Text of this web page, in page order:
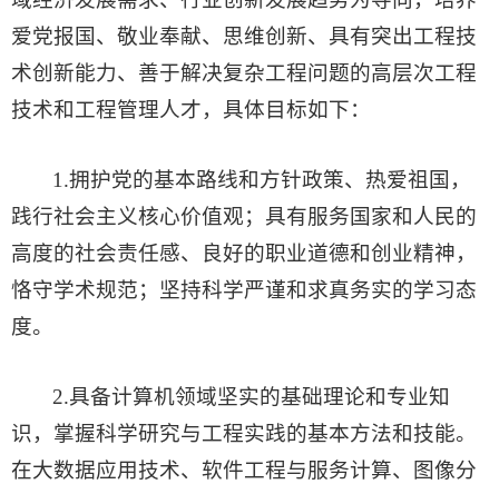
爱党报国、敬业奉献、思维创新、具有突出工程技
术创新能力、善于解决复杂工程问题的高层次工程
技术和工程管理人才，具体目标如下：
1.拥护党的基本路线和方针政策、热爱祖国，
践行社会主义核心价值观；具有服务国家和人民的
高度的社会责任感、良好的职业道德和创业精神，
恪守学术规范；坚持科学严谨和求真务实的学习态
度。
2.具备计算机领域坚实的基础理论和专业知
识，掌握科学研究与工程实践的基本方法和技能。
在大数据应用技术、软件工程与服务计算、图像分